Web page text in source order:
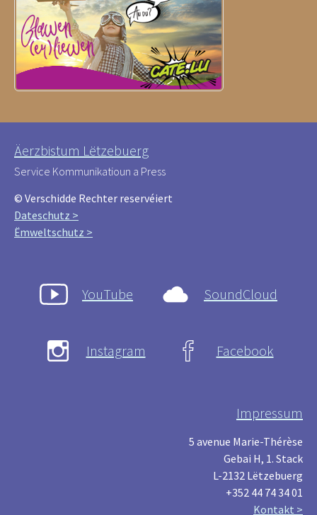
Äerzbistum Lëtzebuerg
Service Kommunikatioun a Press
© Verschidde Rechter reservéiert
Dateschutz >
Ëmweltschutz >
YouTube SoundCloud
Instagram Facebook
Impressum
5 avenue Marie-Thérèse
Gebai H, 1. Stack
L-2132 Lëtzebuerg
+352 44 74 34 01
Kontakt >